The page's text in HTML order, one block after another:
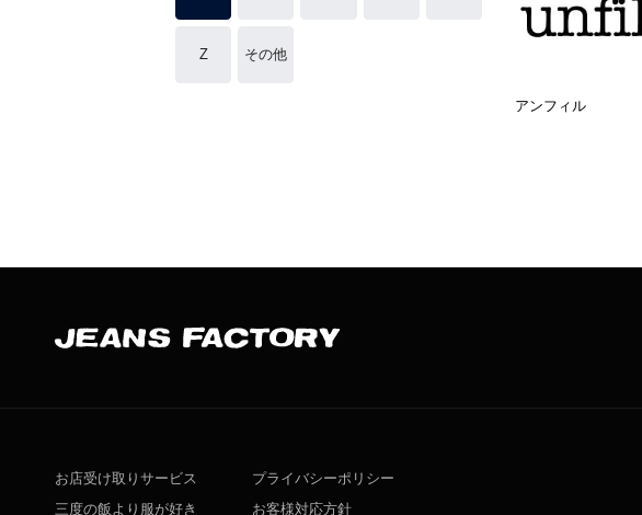
Z その他
アンフィル
お店受け取りサービス
三度の飯より服が好き
プライバシーポリシー
お客様対応方針